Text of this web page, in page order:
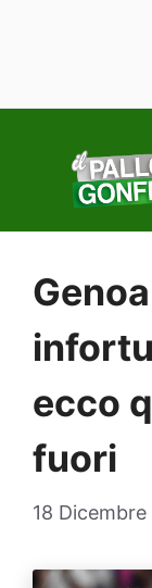
contenuto
ecco
fuori
18